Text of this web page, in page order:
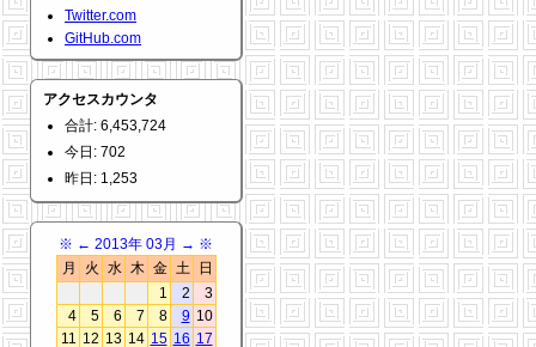
Twitter.com
GitHub.com
アクセスカウンタ
合計: 6,453,724
今日: 702
昨日: 1,253
※ ← 2013年 03月 → ※
月
火 水 木 金 土
日
1
2
3
4
5 6 7 8 9 10
11 12 13 14 15 16 17